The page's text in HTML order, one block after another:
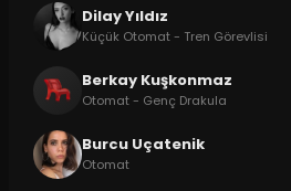
Dilay Yıldız
Küçük Otomat - Tren Görevlisi
Berkay Kuşkonmaz
Otomat - Genç Drakula
Burcu Uçatenik
Otomat